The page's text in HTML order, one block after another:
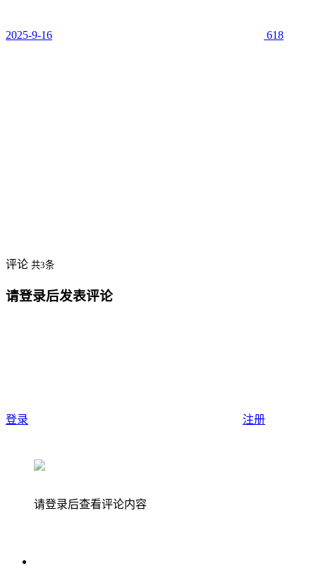
2025-9-16 618
评论 共3条
请登录后发表评论
登录 注册
请登录后查看评论内容